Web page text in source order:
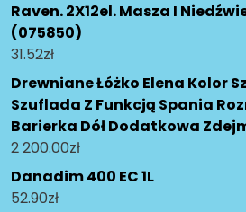
Raven. 2X12el. Masza I
(075850)
31.52zł
Drewniane Łóżko Elena Kolor
Szuflada Z Funkcją Spania
Barierka Dół Dodatkowa
2 200.00zł
Danadim 400 EC 1L
52.90zł